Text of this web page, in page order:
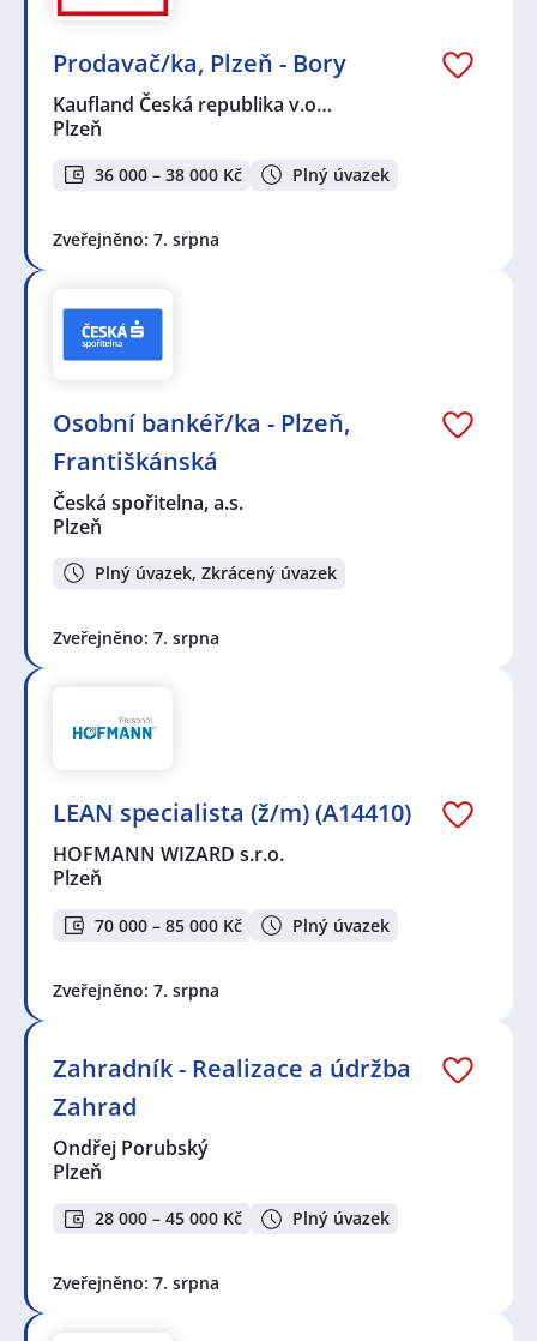
Prodavač/ka, Plzeň - Bory
Kaufland Česká republika v.o…
Plzeň
36 000 – 38 000 Kč Plný úvazek
Zveřejněno: 7. srpna
Osobní bankéř/ka - Plzeň,
Františkánská
Česká spořitelna, a.s.
Plzeň
Plný úvazek, Zkrácený úvazek
Zveřejněno: 7. srpna
LEAN specialista (ž/m) (A14410)
HOFMANN WIZARD s.r.o.
Plzeň
70 000 – 85 000 Kč Plný úvazek
Zveřejněno: 7. srpna
Zahradník - Realizace a údržba
Zahrad
Ondřej Porubský
Plzeň
28 000 – 45 000 Kč Plný úvazek
Zveřejněno: 7. srpna